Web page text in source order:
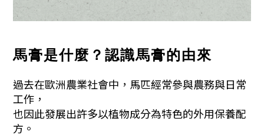
馬膏是什麼？認識馬膏的由來
過去在歐洲農業社會中，馬匹經常參與農務與日常
工作，
也因此發展出許多以植物成分為特色的外用保養配
方。